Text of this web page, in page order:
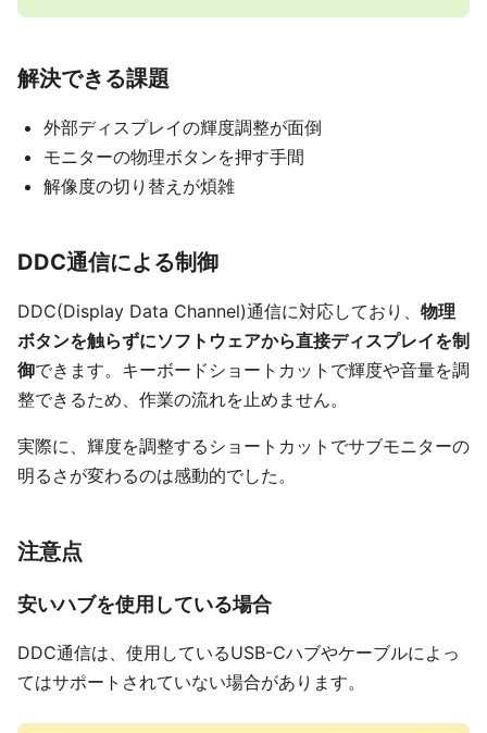
解決できる課題
外部ディスプレイの輝度調整が面倒
モニターの物理ボタンを押す手間
解像度の切り替えが煩雑
DDC通信による制御
DDC(Display Data Channel)通信に対応しており、 物理
ボタンを触らずにソフトウェアから直接ディスプレイを制
御できます。キーボードショートカットで輝度や音量を調
整できるため、作業の流れを止めません。
実際に、輝度を調整するショートカットでサブモニターの
明るさが変わるのは感動的でした。
注意点
安いハブを使用している場合
DDC通信は、使用しているUSB-Cハブやケーブルによっ
てはサポートされていない場合があります。